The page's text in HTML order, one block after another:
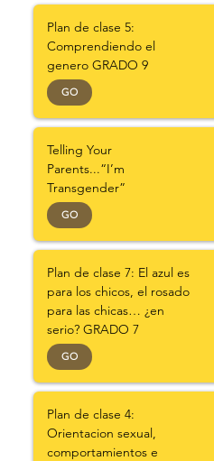
Plan de clase 5:
Comprendiendo el
genero GRADO 9
GO
Telling Your
Parents...“I’m
Transgender”
GO
Plan de clase 7: El azul es
para los chicos, el rosado
para las chicas… ¿en
serio? GRADO 7
GO
Plan de clase 4:
Orientacion sexual,
comportamientos e